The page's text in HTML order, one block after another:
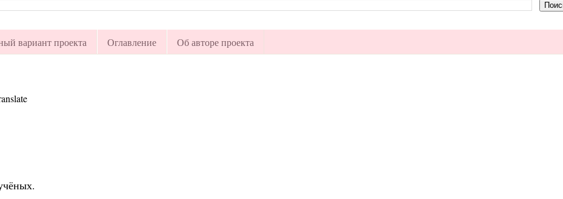
вариант проекта Оглавление Об авторе проекта